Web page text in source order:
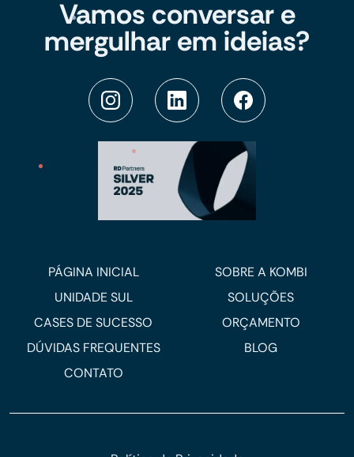
Vamos conversar e
mergulhar em ideias?
PÁGINA INICIAL
SOBRE A KOMBI
UNIDADE SUL
SOLUÇÕES
CASES DE SUCESSO
ORÇAMENTO
DÚVIDAS FREQUENTES
BLOG
CONTATO